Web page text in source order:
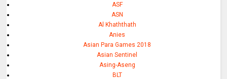
ASF
ASN
Al Khaththath
Anies
Asian Para Games 2018
Asian Sentinel
Asing-Aseng
BLT